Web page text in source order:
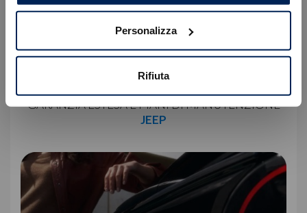
Personalizza
Rifiuta
GARANZIA ESTESA E PIANI DI MANUTENZIONE
JEEP